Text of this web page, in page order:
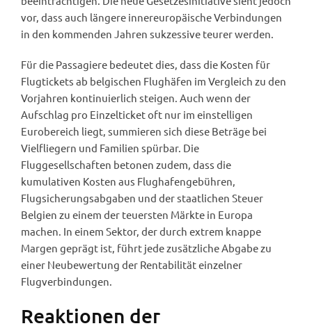
vor, dass auch längere innereuropäische Verbindungen
in den kommenden Jahren sukzessive teurer werden.
Für die Passagiere bedeutet dies, dass die Kosten für
Flugtickets ab belgischen Flughäfen im Vergleich zu den
Vorjahren kontinuierlich steigen. Auch wenn der
Aufschlag pro Einzelticket oft nur im einstelligen
Eurobereich liegt, summieren sich diese Beträge bei
Vielfliegern und Familien spürbar. Die
Fluggesellschaften betonen zudem, dass die
kumulativen Kosten aus Flughafengebühren,
Flugsicherungsabgaben und der staatlichen Steuer
Belgien zu einem der teuersten Märkte in Europa
machen. In einem Sektor, der durch extrem knappe
Margen geprägt ist, führt jede zusätzliche Abgabe zu
einer Neubewertung der Rentabilität einzelner
Flugverbindungen.
Reaktionen der